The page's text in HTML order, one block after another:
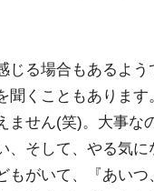
じる場合もあるよう
聞くこともあります
ません(笑)。大事な
、そして、やる気に
もがいて、『あいつ